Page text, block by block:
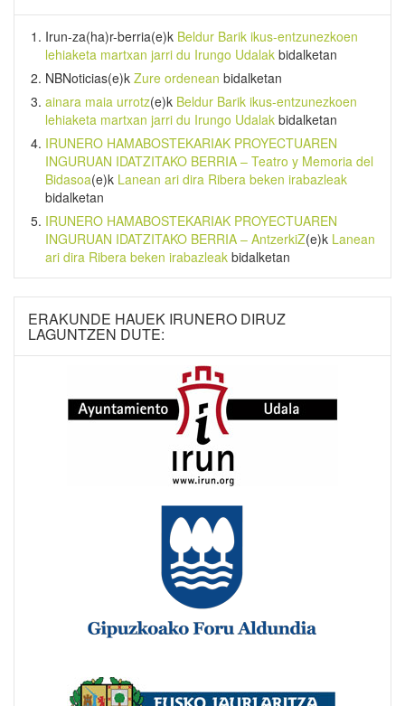
Irun-za(ha)r-berria(e)k Beldur Barik ikus-entzunezkoen
lehiaketa martxan jarri du Irungo Udalak bidalketan
NBNoticias(e)k Zure ordenean bidalketan
ainara maia urrotz(e)k Beldur Barik ikus-entzunezkoen
lehiaketa martxan jarri du Irungo Udalak bidalketan
IRUNERO HAMABOSTEKARIAK PROYECTUAREN
INGURUAN IDATZITAKO BERRIA – Teatro y Memoria del
Bidasoa(e)k Lanean ari dira Ribera beken irabazleak
bidalketan
IRUNERO HAMABOSTEKARIAK PROYECTUAREN
INGURUAN IDATZITAKO BERRIA – AntzerkiZ(e)k Lanean
ari dira Ribera beken irabazleak bidalketan
ERAKUNDE HAUEK IRUNERO DIRUZ
LAGUNTZEN DUTE: